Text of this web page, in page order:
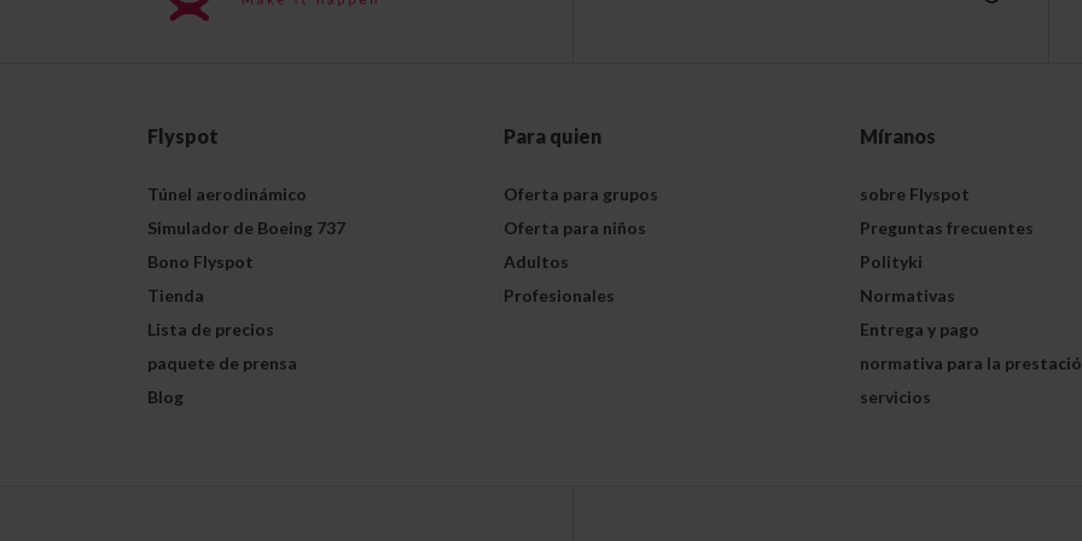
Flyspot
Túnel aerodinámico
Simulador de Boeing 737
Bono Flyspot
Tienda
Lista de precios
paquete de prensa
Blog
Para quien
Oferta para grupos
Oferta para niños
Adultos
Profesionales
Míranos
sobre Flyspot
Preguntas frecuentes
Polityki
Normativas
Entrega y pago
normativa para la
servicios